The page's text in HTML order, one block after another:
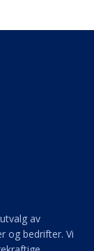
tilbud
av
og bedrifter. Vi